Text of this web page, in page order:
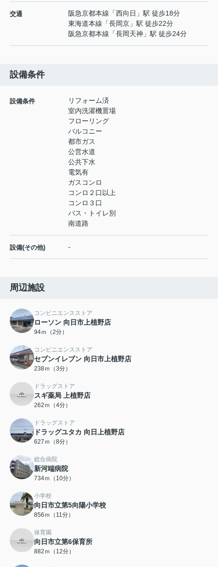
交通 阪急京都本線 「西向日 」駅 徒歩18分
東海道本線 「長岡京 」駅 徒歩22分
阪急京都本線 「長岡天神 」駅 徒歩24分
設備条件
設備条件
リフォーム済
室内洗濯機置場
フローリング
バルコニー
都市ガス
公営水道
公共下水
電気有
ガスコンロ
コンロ２口以上
コンロ３口
バス・トイレ別
南道路
設備(その他) -
周辺施設
コンビニエンスストア
ローソン 向日市上植野店
94ｍ（2分）
コンビニエンスストア
セブンイレブン 向日市上植野店
238ｍ（3分）
ドラッグストア
スギ薬局 上植野店
262ｍ（4分）
ドラッグストア
ドラッグユタカ 向日上植野店
627ｍ（8分）
総合病院
新河端病院
734ｍ（10分）
小学校
向日市立第5向陽小学校
856ｍ（11分）
保育園
向日市立第6保育所
882ｍ（12分）